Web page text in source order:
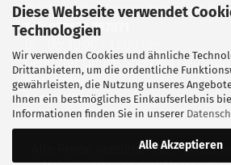
Diese Webseite verwendet
Technologien
Wir verwenden Cookies und ähnliche
Drittanbietern, um die ordentliche
gewährleisten, die Nutzung unseres
Ihnen ein bestmögliches Einkaufserlebnis
Informationen finden Sie in unserer
Alle Akzeptieren
Telefonische Unterstützung und
Tel: 033679 757871
Geprüfter Online Shop mit Geld-
Merkzettel
Kontaktformular
Alle Preise verstehen sich